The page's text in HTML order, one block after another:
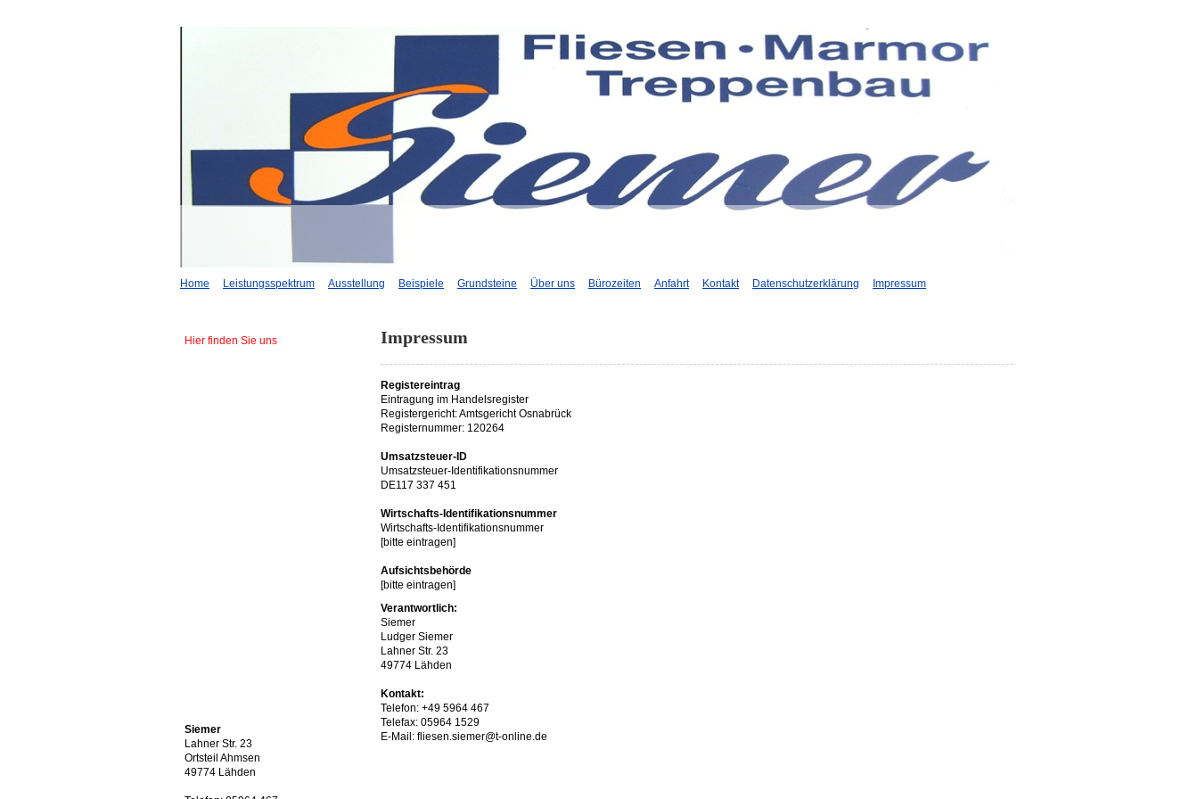
Home Leistungsspektrum Ausstellung Beispiele Grundsteine Über uns Bürozeiten Anfahrt Kontakt Datenschutzerklärung Impressum
Impressum
Registereintrag
Eintragung im Handelsregister
Registergericht: Amtsgericht Osnabrück
Registernummer: 120264
Umsatzsteuer-ID
Umsatzsteuer-Identifikationsnummer
DE117 337 451
Wirtschafts-Identifikationsnummer
Wirtschafts-Identifikationsnummer
[bitte eintragen]
Aufsichtsbehörde
[bitte eintragen]
Verantwortlich:
Siemer
Ludger Siemer
Lahner Str. 23
49774 Lähden
Kontakt:
Telefon: +49 5964 467
Telefax: 05964 1529
E-Mail: fliesen.siemer@t-online.de
Hier finden Sie uns
Siemer
Lahner Str. 23
Ortsteil Ahmsen
49774 Lähden